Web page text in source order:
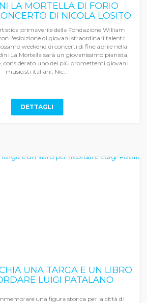
LA MORTELLA DI FORIO
DI NICOLA LOSITO
primaverile della Fondazione William
l'esibizione di giovani straordinari talenti:
weekend di concerti di fine aprile nella
La Mortella sarà un giovanissimo pianista,
considerato uno dei più promettenti giovani
musicisti italiani, Nic...
DETTAGLI
UNA TARGA E UN LIBRO
LUIGI PATALANO
una figura storica per la città di